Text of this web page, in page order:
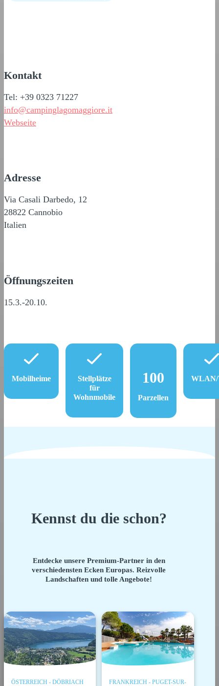
Kontakt
Tel: +39 0323 71227
info@campinglagomaggiore.it
Webseite
Adresse
Via Casali Darbedo, 12
28822 Cannobio
Italien
Öffnungszeiten
15.3.-20.10.
Mobilheime
Stellplätze
für
Wohnmobile
100
Parzellen
Kennst du die schon?
Entdecke unsere Premium-Partner in den
verschiedensten Ecken Europas. Reizvolle
Landschaften und tolle Angebote!
ÖSTERREICH - DÖBRIACH
FRANKREICH - PUGET-SUR-